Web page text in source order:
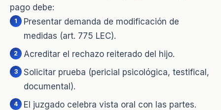
pago debe:
Presentar demanda de modificación de
medidas (art. 775 LEC).
Acreditar el rechazo reiterado del hijo.
Solicitar prueba (pericial psicológica, testifical,
documental).
El juzgado celebra vista oral con las partes.